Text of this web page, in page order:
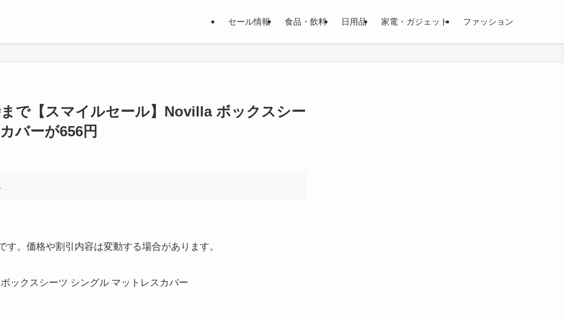
セール情報 食品・飲料 日用品 家電・ガジェット ファッション
まで【スマイルセール】Novilla ボックスシー
バーが656円
。価格や割引内容は変動する場合があります。
ックスシーツ シングル マットレスカバー